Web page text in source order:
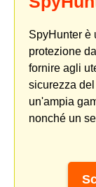
SpyHunter è
protezione
fornire agli
sicurezza
un'ampia
nonché un